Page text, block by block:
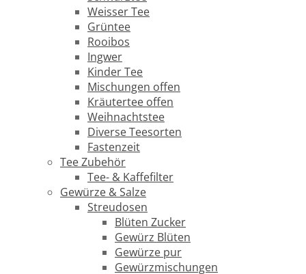
Weisser Tee
Grüntee
Rooibos
Ingwer
Kinder Tee
Mischungen offen
Kräutertee offen
Weihnachtstee
Diverse Teesorten
Fastenzeit
Tee Zubehör
Tee- & Kaffefilter
Gewürze & Salze
Streudosen
Blüten Zucker
Gewürz Blüten
Gewürze pur
Gewürzmischungen